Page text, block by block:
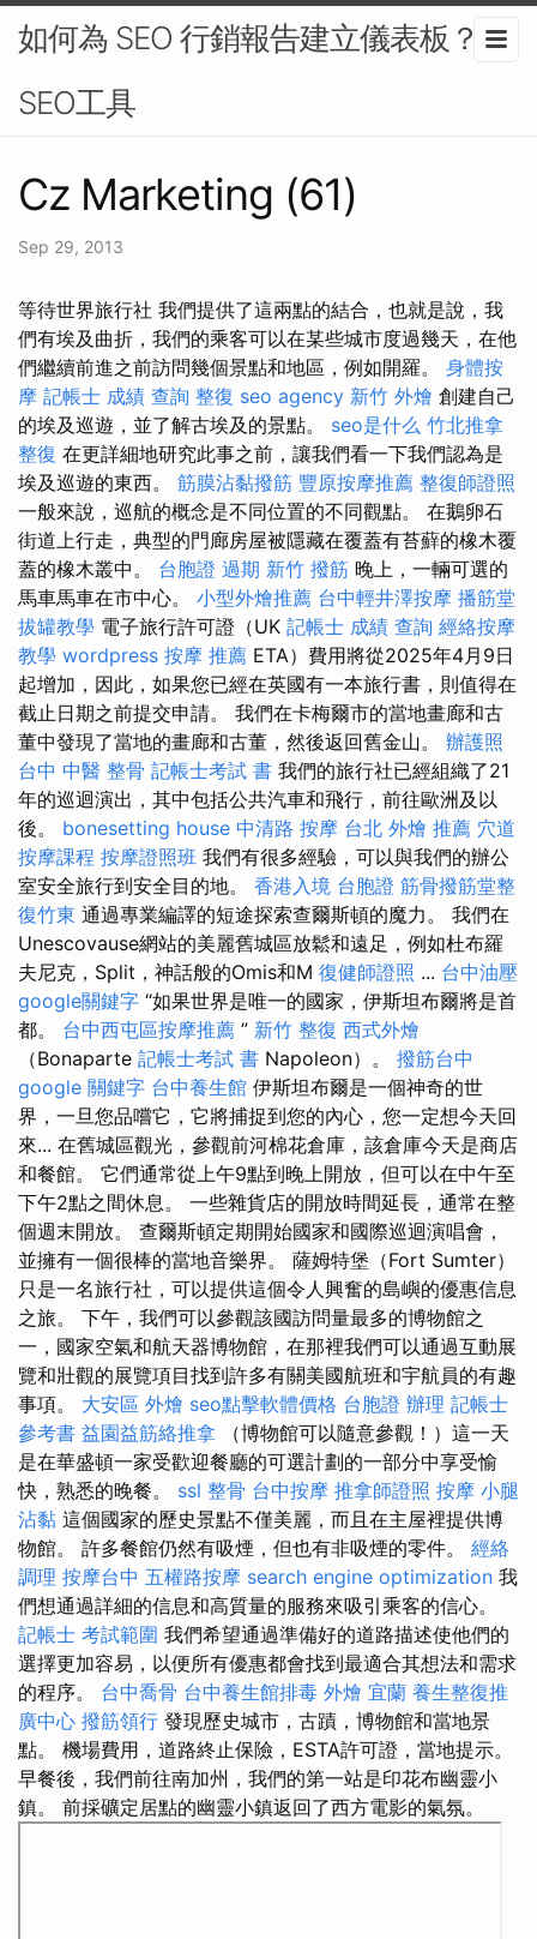
如何為 SEO 行銷報告建立儀表板？-
SEO工具
Cz Marketing (61)
Sep 29, 2013
等待世界旅行社 我們提供了這兩點的結合，也就是說，我
們有埃及曲折，我們的乘客可以在某些城市度過幾天，在他
們繼續前進之前訪問幾個景點和地區，例如開羅。 身體按
摩 記帳士 成績 查詢 整復 seo agency 新竹 外燴 創建自己
的埃及巡遊，並了解古埃及的景點。 seo是什么 竹北推拿
整復 在更詳細地研究此事之前，讓我們看一下我們認為是
埃及巡遊的東西。 筋膜沾黏撥筋 豐原按摩推薦 整復師證照
一般來說，巡航的概念是不同位置的不同觀點。 在鵝卵石
街道上行走，典型的門廊房屋被隱藏在覆蓋有苔蘚的橡木覆
蓋的橡木叢中。 台胞證 過期 新竹 撥筋 晚上，一輛可選的
馬車馬車在市中心。 小型外燴推薦 台中輕井澤按摩 播筋堂
拔罐教學 電子旅行許可證（UK 記帳士 成績 查詢 經絡按摩
教學 wordpress 按摩 推薦 ETA）費用將從2025年4月9日
起增加，因此，如果您已經在英國有一本旅行書，則值得在
截止日期之前提交申請。 我們在卡梅爾市的當地畫廊和古
董中發現了當地的畫廊和古董，然後返回舊金山。 辦護照
台中 中醫 整骨 記帳士考試 書 我們的旅行社已經組織了21
年的巡迴演出，其中包括公共汽車和飛行，前往歐洲及以
後。 bonesetting house 中清路 按摩 台北 外燴 推薦 穴道
按摩課程 按摩證照班 我們有很多經驗，可以與我們的辦公
室安全旅行到安全目的地。 香港入境 台胞證 筋骨撥筋堂整
復竹東 通過專業編譯的短途探索查爾斯頓的魔力。 我們在
Unescovause網站的美麗舊城區放鬆和遠足，例如杜布羅
夫尼克，Split，神話般的Omis和M 復健師證照 ... 台中油壓
google關鍵字 “如果世界是唯一的國家，伊斯坦布爾將是首
都。 台中西屯區按摩推薦 ” 新竹 整復 西式外燴
（Bonaparte 記帳士考試 書 Napoleon）。 撥筋台中
google 關鍵字 台中養生館 伊斯坦布爾是一個神奇的世
界，一旦您品嚐它，它將捕捉到您的內心，您一定想今天回
來... 在舊城區觀光，參觀前河棉花倉庫，該倉庫今天是商店
和餐館。 它們通常從上午9點到晚上開放，但可以在中午至
下午2點之間休息。 一些雜貨店的開放時間延長，通常在整
個週末開放。 查爾斯頓定期開始國家和國際巡迴演唱會，
並擁有一個很棒的當地音樂界。 薩姆特堡（Fort Sumter）
只是一名旅行社，可以提供這個令人興奮的島嶼的優惠信息
之旅。 下午，我們可以參觀該國訪問量最多的博物館之
一，國家空氣和航天器博物館，在那裡我們可以通過互動展
覽和壯觀的展覽項目找到許多有關美國航班和宇航員的有趣
事項。 大安區 外燴 seo點擊軟體價格 台胞證 辦理 記帳士
參考書 益園益筋絡推拿 （博物館可以隨意參觀！）這一天
是在華盛頓一家受歡迎餐廳的可選計劃的一部分中享受愉
快，熟悉的晚餐。 ssl 整骨 台中按摩 推拿師證照 按摩 小腿
沾黏 這個國家的歷史景點不僅美麗，而且在主屋裡提供博
物館。 許多餐館仍然有吸煙，但也有非吸煙的零件。 經絡
調理 按摩台中 五權路按摩 search engine optimization 我
們想通過詳細的信息和高質量的服務來吸引乘客的信心。
記帳士 考試範圍 我們希望通過準備好的道路描述使他們的
選擇更加容易，以便所有優惠都會找到最適合其想法和需求
的程序。 台中喬骨 台中養生館排毒 外燴 宜蘭 養生整復推
廣中心 撥筋領行 發現歷史城市，古蹟，博物館和當地景
點。 機場費用，道路終止保險，ESTA許可證，當地提示。
早餐後，我們前往南加州，我們的第一站是印花布幽靈小
鎮。 前採礦定居點的幽靈小鎮返回了西方電影的氣氛。